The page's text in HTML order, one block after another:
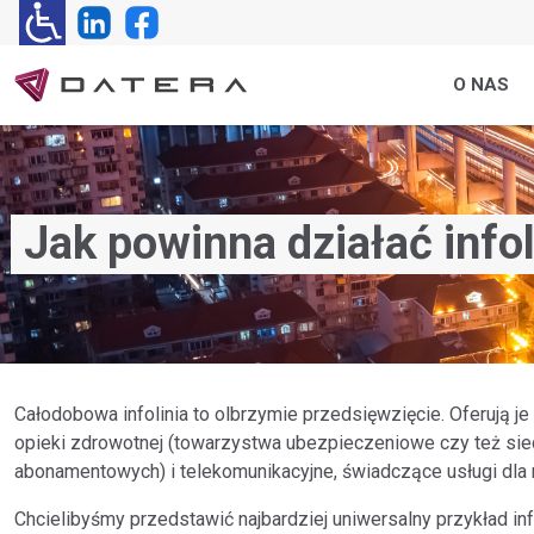
O NAS
Centrala VoIP
Centrala telefoniczna IP-PBX w modelu
Funkcje
Sprawdź bazę wszystkich
Zastosowania
Sprawdź jak wspieramy różne
Czytaj bloga
Kontakt handlowy
Dział Sprzedaży
Jak powinna działać
Całodobowa infolinia to olbrzymie przedsięwzięcie. Oferują
opieki zdrowotnej (towarzystwa ubezpieczeniowe czy też
abonamentowych) i telekomunikacyjne, świadczące usługi dla
Chcielibyśmy przedstawić najbardziej uniwersalny przykład